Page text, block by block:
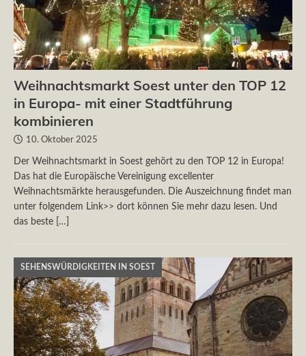
Weihnachtsmarkt Soest unter den TOP 12
in Europa- mit einer Stadtführung
kombinieren
10. Oktober 2025
Der Weihnachtsmarkt in Soest gehört zu den TOP 12 in Europa!
Das hat die Europäische Vereinigung excellenter
Weihnachtsmärkte herausgefunden. Die Auszeichnung findet man
unter folgendem Link>> dort können Sie mehr dazu lesen. Und
das beste
[…]
SEHENSWÜRDIGKEITEN IN SOEST